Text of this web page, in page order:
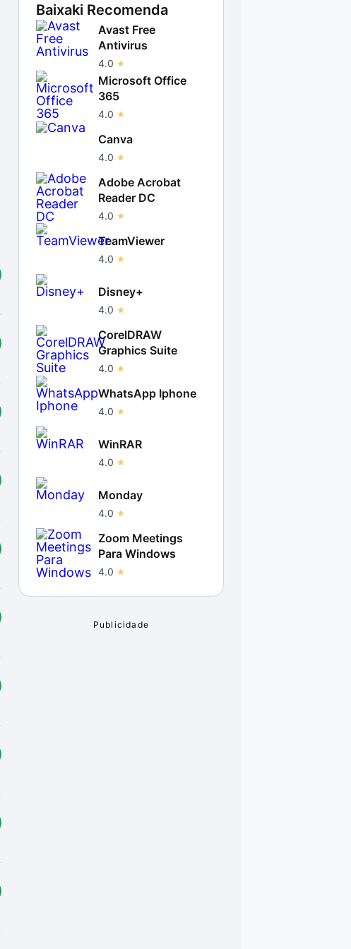
Baixaki Recomenda
Avast Free
Antivirus
4.0
Microsoft Office
365
4.0
Canva
4.0
Adobe Acrobat
Reader DC
4.0
TeamViewer
4.0
Disney+
4.0
CorelDRAW
Graphics Suite
4.0
WhatsApp Iphone
4.0
WinRAR
4.0
Monday
4.0
Zoom Meetings
Para Windows
4.0